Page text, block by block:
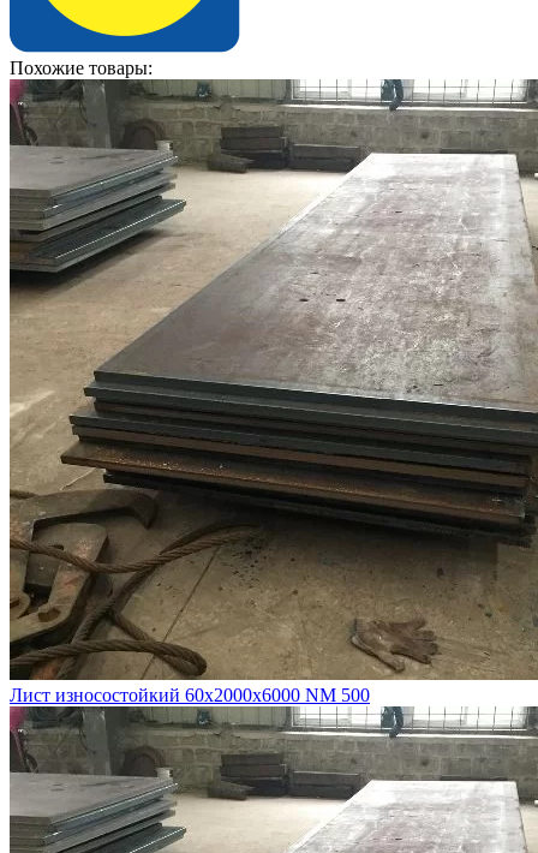
Похожие товары:
Лист износостойкий 60х2000х6000 NM 500